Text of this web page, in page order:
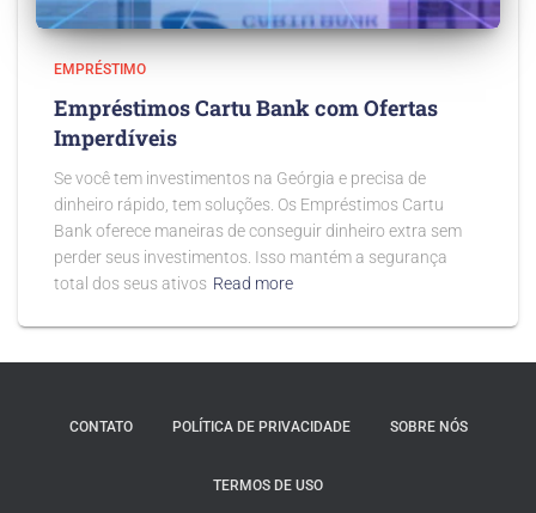
EMPRÉSTIMO
Empréstimos Cartu Bank com Ofertas
Imperdíveis
Se você tem investimentos na Geórgia e precisa de
dinheiro rápido, tem soluções. Os Empréstimos Cartu
Bank oferece maneiras de conseguir dinheiro extra sem
perder seus investimentos. Isso mantém a segurança
total dos seus ativos Read more
CONTATO POLÍTICA DE PRIVACIDADE SOBRE NÓS
TERMOS DE USO